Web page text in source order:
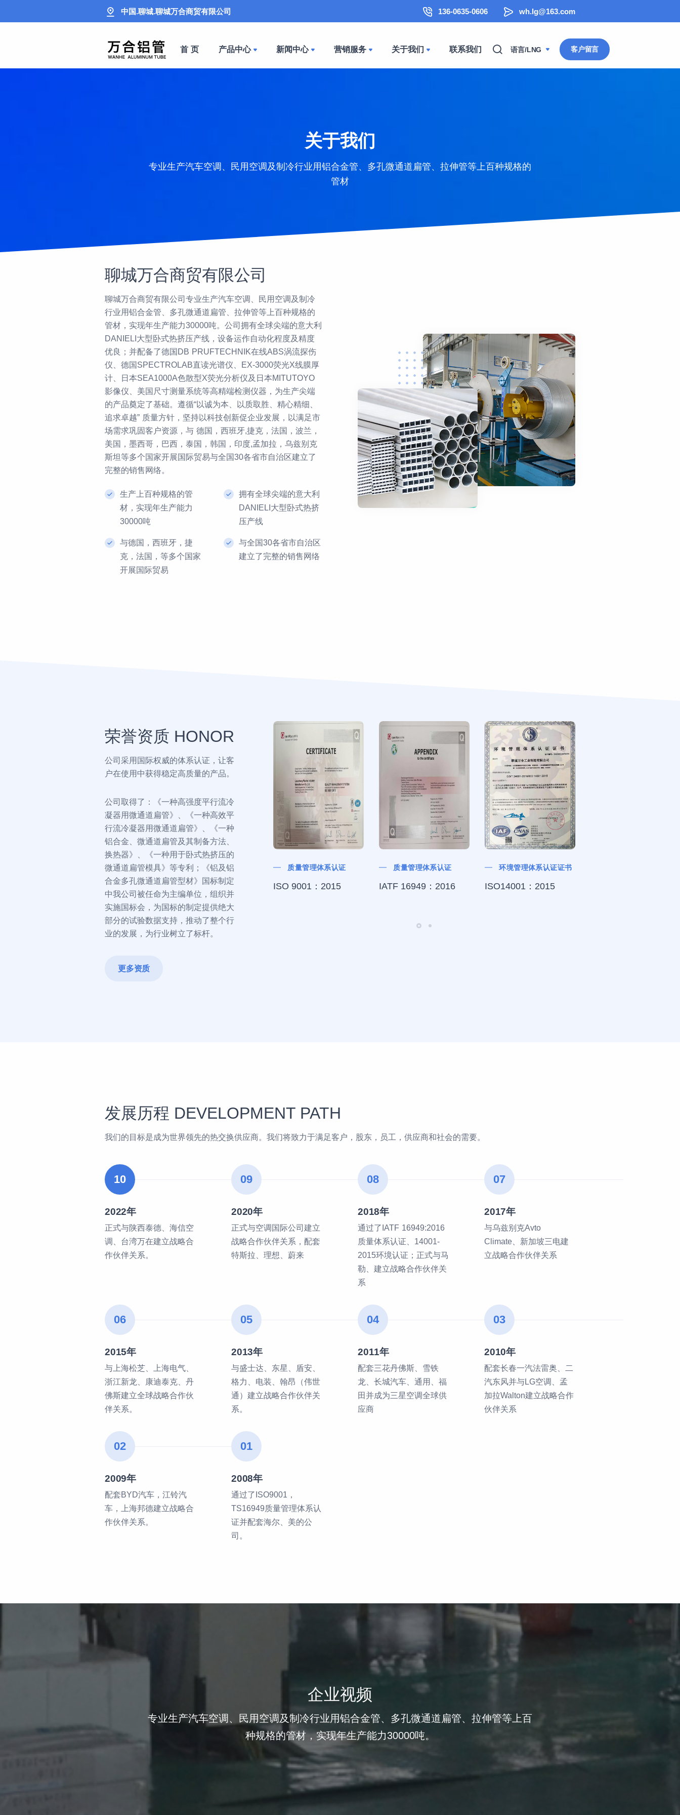
中国.聊城.聊城万合商贸有限公司 136-0635-0606 wh.lg@163.com
首 页 产品中心 新闻中心 营销服务 关于我们 联系我们 语言/LNG 客户留言
关于我们
专业生产汽车空调、民用空调及制冷行业用铝合金管、多孔微通道扁管、拉伸管等上百种规格的
管材
聊城万合商贸有限公司
聊城万合商贸有限公司专业生产汽车空调、民用空调及制冷
行业用铝合金管、多孔微通道扁管、拉伸管等上百种规格的
管材，实现年生产能力30000吨。公司拥有全球尖端的意大利
DANIELI大型卧式热挤压产线，设备运作自动化程度及精度
优良；并配备了德国DB PRUFTECHNIK在线ABS涡流探伤
仪、德国SPECTROLAB直读光谱仪、EX-3000荧光X线膜厚
计、日本SEA1000A色散型X荧光分析仪及日本MITUTOYO
影像仪、美国尺寸测量系统等高精端检测仪器，为生产尖端
的产品奠定了基础。遵循“以诚为本、以质取胜、精心精细、
追求卓越” 质量方针，坚持以科技创新促企业发展，以满足市
场需求巩固客户资源，与 德国，西班牙,捷克，法国，波兰，
美国，墨西哥，巴西，泰国，韩国，印度,孟加拉，乌兹别克
斯坦等多个国家开展国际贸易与全国30各省市自治区建立了
完整的销售网络。
生产上百种规格的管
材，实现年生产能力
30000吨
与德国，西班牙，捷
克，法国，等多个国家
开展国际贸易
拥有全球尖端的意大利
DANIELI大型卧式热挤
压产线
与全国30各省市自治区
建立了完整的销售网络
荣誉资质 HONOR
公司采用国际权威的体系认证，让客
户在使用中获得稳定高质量的产品。
公司取得了：《一种高强度平行流冷
凝器用微通道扁管》、《一种高效平
行流冷凝器用微通道扁管》、《一种
铝合金、微通道扁管及其制备方法、
换热器》、《一种用于卧式热挤压的
微通道扁管模具》等专利；《铝及铝
合金多孔微通道扁管型材》国标制定
中我公司被任命为主编单位，组织并
实施国标会，为国标的制定提供绝大
部分的试验数据支持，推动了整个行
业的发展，为行业树立了标杆。
更多资质
质量管理体系认证
ISO 9001：2015
质量管理体系认证
IATF 16949：2016
环境管理体系认证证书
ISO14001：2015
发展历程 DEVELOPMENT PATH
我们的目标是成为世界领先的热交换供应商。我们将致力于满足客户，股东，员工，供应商和社会的需要。
10
2022年
正式与陕西泰德、海信空
调、台湾万在建立战略合
作伙伴关系。
09
2020年
正式与空调国际公司建立
战略合作伙伴关系，配套
特斯拉、理想、蔚来
08
2018年
通过了IATF 16949:2016
质量体系认证、14001-
2015环境认证；正式与马
勒、建立战略合作伙伴关
系
07
2017年
与乌兹别克Avto
Climate、新加坡三电建
立战略合作伙伴关系
06
2015年
与上海松芝、上海电气、
浙江新龙、康迪泰克、丹
佛斯建立全球战略合作伙
伴关系。
05
2013年
与盛士达、东星、盾安、
格力、电装、翰昂（伟世
通）建立战略合作伙伴关
系。
04
2011年
配套三花丹佛斯、雪铁
龙、长城汽车、通用、福
田并成为三星空调全球供
应商
03
2010年
配套长春一汽法雷奥、二
汽东风并与LG空调、孟
加拉Walton建立战略合作
伙伴关系
02
2009年
配套BYD汽车，江铃汽
车，上海邦德建立战略合
作伙伴关系。
01
2008年
通过了ISO9001，
TS16949质量管理体系认
证并配套海尔、美的公
司。
企业视频
专业生产汽车空调、民用空调及制冷行业用铝合金管、多孔微通道扁管、拉伸管等上百
种规格的管材，实现年生产能力30000吨。